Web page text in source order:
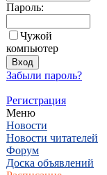
Пароль:
Чужой
компьютер
Забыли пароль?
Регистрация
Меню
Новости
Новости читателей
Форум
Доска объявлений